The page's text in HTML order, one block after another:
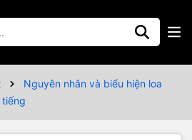
Nguyên nhân và biểu hiện loa
tiếng